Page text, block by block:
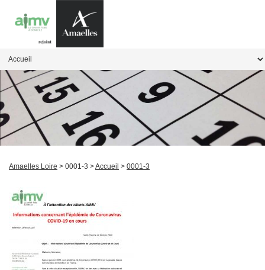
Amaelles Loire > 0001-3 >Accueil > 0001-3